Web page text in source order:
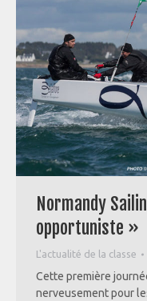
Normandy
opportuniste »
L'actualité de la classe
Cette première
nerveusement pour